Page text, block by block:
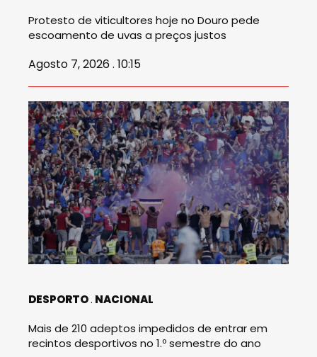
Protesto de viticultores hoje no Douro pede
escoamento de uvas a preços justos
Agosto 7, 2026 . 10:15
DESPORTO NACIONAL
Mais de 210 adeptos impedidos de entrar em
recintos desportivos no 1.º semestre do ano